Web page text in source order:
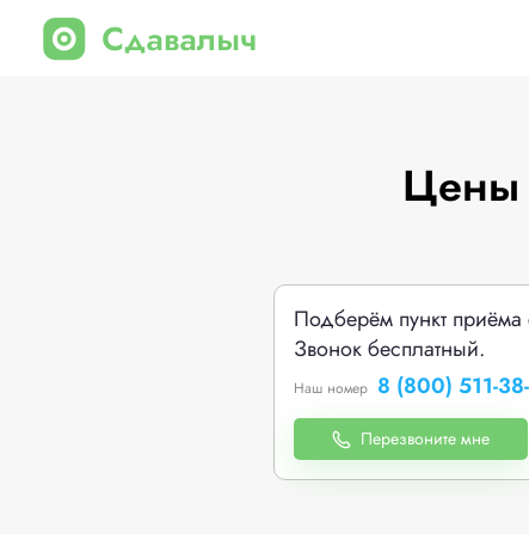
Цены
Подберём пункт
Звонок бесплатный.
Наш номер 8 (800) 511-
Перезвоните мне